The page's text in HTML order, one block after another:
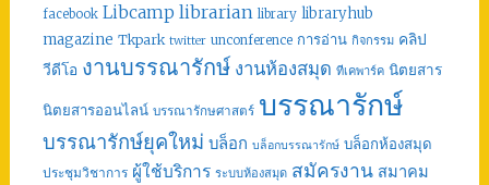
facebook Libcamp librarian library libraryhub
magazine Tkpark twitter unconference การอ่าน กิจกรรม คลิป
วีดีโอ งานบรรณารักษ์ งานห้องสมุด ทีเคพาร์ค นิตยสาร
นิตยสารออนไลน์ บรรณารักษศาสตร์ บรรณารักษ์
บรรณารักษ์ยุคใหม่ บล็อก บล็อกบรรณารักษ์ บล็อกห้องสมุด
ประชุมวิชาการ ผู้ใช้บริการ ระบบห้องสมุด สมัครงาน สมาคม